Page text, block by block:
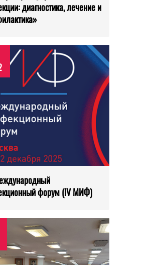
диагностика, лечение и
форум (IV МИФ)